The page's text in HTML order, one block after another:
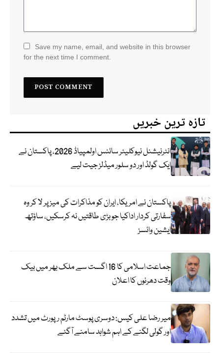
Save my name, email, and website in this browser
for the next time I comment.
تازہ ترین خبریں
انٹرنیشنل نیوکلیئر سائنس اولمپیاڈ 2026، پاکستان نے
ایک گولڈ اور دو سلور میڈلز جیت لیے
پاکستان نے امریکا، ایران کو مذاکرات کی میز پر لا کر وہ
سفارتی کردار اداکیا جو بڑی طاقتیں نہ کرسکیں، ساؤتھ
ایشین وائسز
جماعت اسلامی کا 16 اگست سے ملک بھر میں بیک
وقت دھرنوں کا اعلان
میر رضا علی کیس: دوسری پوسٹ مارٹم رپورٹ میں تشدد
اور گولی لگنے کے اہم شواہد سامنے آگئے